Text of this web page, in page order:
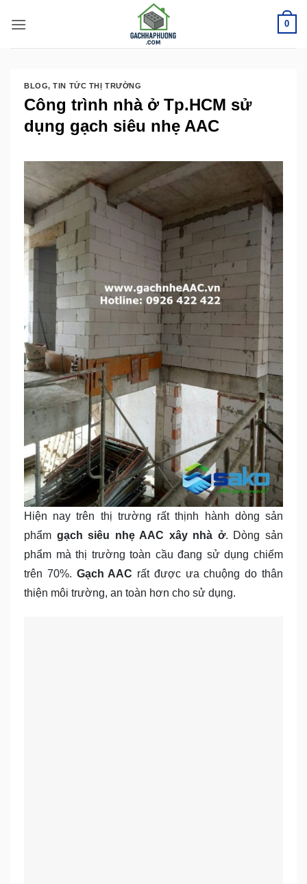
qua
nội
0
BLOG,TIN TỨC THỊ TRƯỜNG
Công trình nhà ở Tp.HCM sử
dụng gạch siêu nhẹ AAC
Hiện nay trên thị trường rất thịnh hành dòng sản
phẩm gạch siêu nhẹ AAC xây nhà ở. Dòng sản
phẩm mà thị trường toàn cầu đang sử dụng chiếm
trên 70%. Gạch AAC rất được ưa chuộng do thân
thiện môi trường, an toàn hơn cho sử dụng.